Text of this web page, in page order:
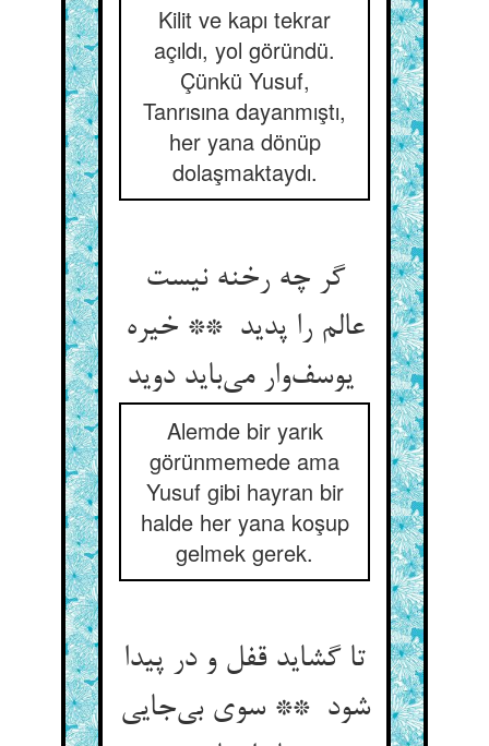
Kilit ve kapı tekrar
açıldı, yol göründü.
Çünkü Yusuf,
Tanrısına dayanmıştı,
her yana dönüp
dolaşmaktaydı.
گر چه رخنه نیست
عالم را پدید ** خیره
Alemde bir yarık
görünmemede ama
Yusuf gibi hayran bir
halde her yana koşup
gelmek gerek.
تا گشاید قفل و در پیدا
شود ** سوی بی‌جایی